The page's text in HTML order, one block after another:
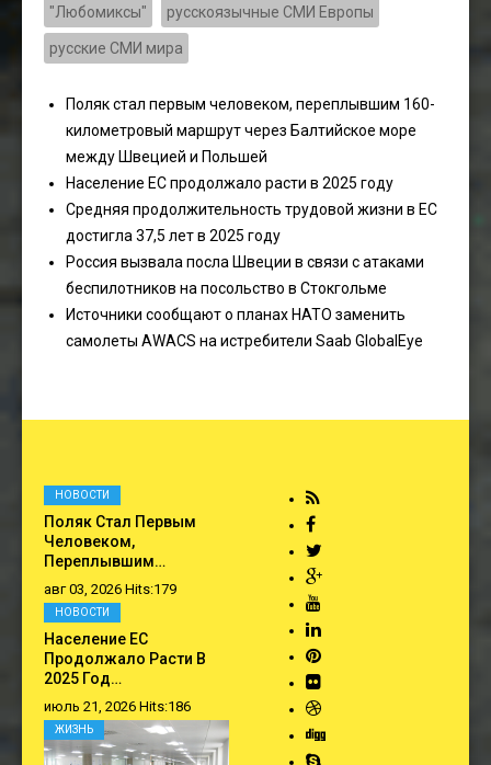
"Любомиксы" русскоязычные СМИ Европы
русские СМИ мира
Поляк стал первым человеком, переплывшим 160-
километровый маршрут через Балтийское море
между Швецией и Польшей
Население ЕС продолжало расти в 2025 году
Средняя продолжительность трудовой жизни в ЕС
достигла 37,5 лет в 2025 году
Россия вызвала посла Швеции в связи с атаками
беспилотников на посольство в Стокгольме
Источники сообщают о планах НАТО заменить
самолеты AWACS на истребители Saab GlobalEye
Поляк Стал Первым
Человеком,
Переплывшим…
авг 03, 2026 Hits:179
НОВОСТИ
Население ЕС
Продолжало Расти В
2025 Год…
июль 21, 2026 Hits:186
НОВОСТИ
ЖИЗНЬ